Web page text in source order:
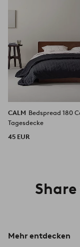
CALM Bedspread 180
Tagesdecke
45 EUR
Mehr entdecken